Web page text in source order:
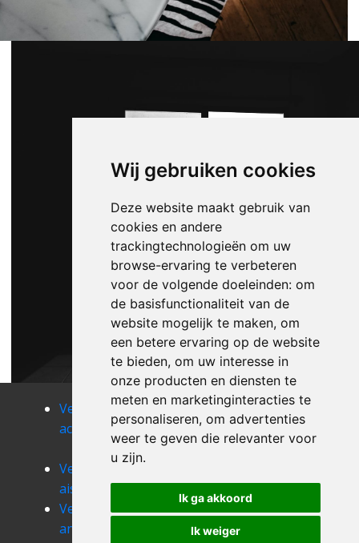
Wij gebruiken cookies
Deze website maakt gebruik van
cookies en andere
trackingtechnologieën om uw
browse-ervaring te verbeteren
voor de volgende doeleinden: om
de basisfunctionaliteit van de
website mogelijk te maken, om
een betere ervaring op de website
te bieden, om uw interesse in
onze producten en diensten te
meten en marketinginteracties te
personaliseren, om advertenties
weer te geven die relevanter voor
u zijn.
Ik ga akkoord
Ik weiger
Verhuizen
achet
Verhuizen
agimont
Verhuizen
aische-en-
refail
Verhuizen
aisemont
alle
andenne
Verhuizen
anhee
Verhuizen
annevoie-
Verhuizen
anseremme